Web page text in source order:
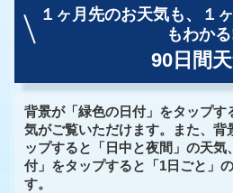
１ヶ月先のお天気も、
１
もわか
90日間
背景が「緑色の日付」をタップす
気がご覧いただけます。また、背
ップすると「日中と夜間」の天気
付」をタップすると「1日ごと」
す。